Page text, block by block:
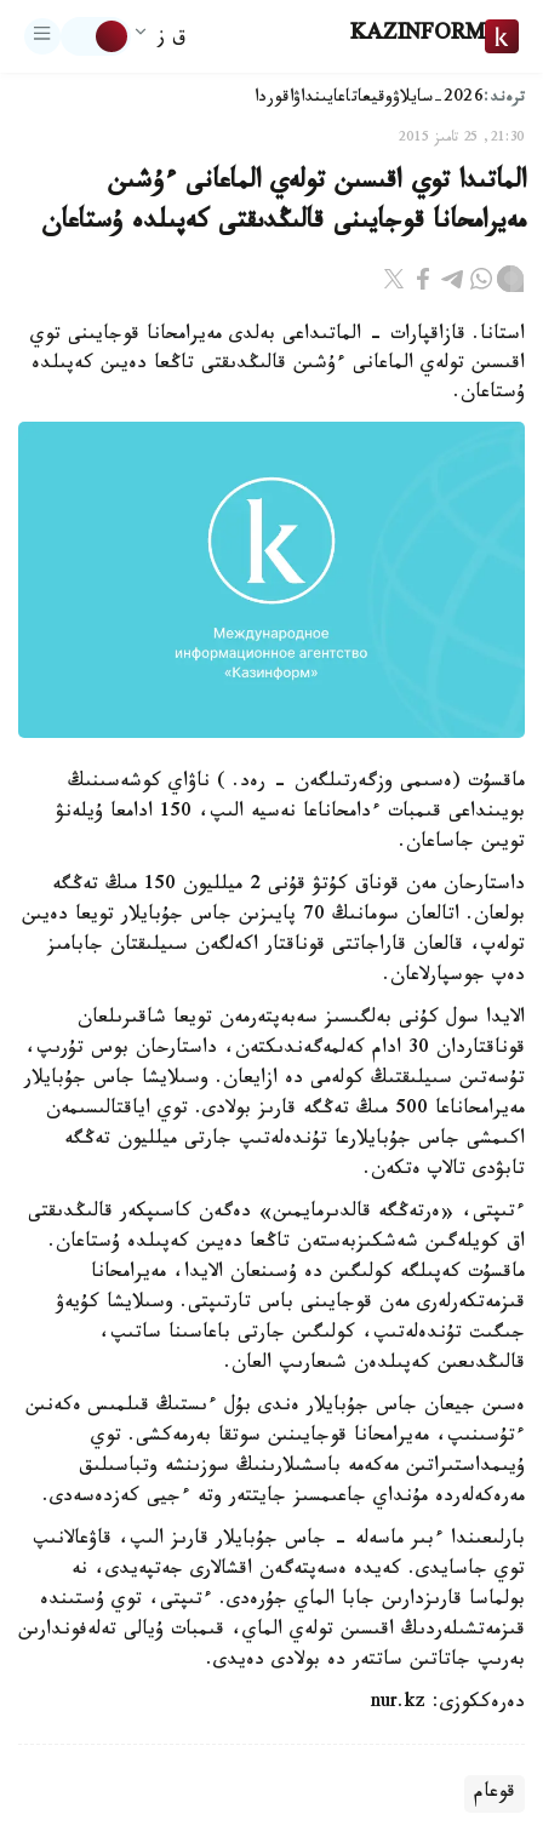
KAZINFORM ق ز
ترەند:2026-سايلاۋ وقيعاتاعايىنداۋاقوردا
21:30, 25 تامىز 2015
الماتىدا توي اقىسىن تولەي الماعانى ءۇشىن
مەيرامحانا قوجايىنى قالىڭدىقتى كەپىلدە ۇستاعان
استانا. قازاقپارات - الماتىداعى بەلدى مەيرامحانا قوجايىنى توي
اقىسىن تولەي الماعانى ءۇشىن قالىڭدىقتى تاڭعا دەيىن كەپىلدە
ۇستاعان.
ماقسۇت (ەسىمى وزگەرتىلگەن - رەد. ) ناۋاي كوشەسىنىڭ
بويىنداعى قىمبات ءدامحاناعا نەسيە الىپ، 150 ادامعا ۇيلەنۋ
تويىن جاساعان.
داستارحان مەن قوناق كۇتۋ قۇنى 2 ميلليون 150 مىڭ تەڭگە
بولعان. اتالعان سومانىڭ 70 پايىزىن جاس جۇبايلار تويعا دەيىن
تولەپ، قالعان قاراجاتتى قوناقتار اكەلگەن سىيلىقتان جابامىز
دەپ جوسپارلاعان.
الايدا سول كۇنى بەلگىسىز سەبەپتەرمەن تويعا شاقىرىلعان
قوناقتاردان 30 ادام كەلمەگەندىكتەن، داستارحان بوس تۇرىپ،
تۇسەتىن سىيلىقتىڭ كولەمى دە ازايعان. وسىلايشا جاس جۇبايلار
مەيرامحاناعا 500 مىڭ تەڭگە قارىز بولادى. توي اياقتالىسىمەن
اكىمشى جاس جۇبايلارعا تۇندەلەتىپ جارتى ميلليون تەڭگە
تابۋدى تالاپ ەتكەن.
ءتىپتى، «ەرتەڭگە قالدىرمايمىن» دەگەن كاسىپكەر قالىڭدىقتى
اق كويلەگىن شەشكىزبەستەن تاڭعا دەيىن كەپىلدە ۇستاعان.
ماقسۇت كەپىلگە كولىگىن دە ۇسىنعان الايدا، مەيرامحانا
قىزمەتكەرلەرى مەن قوجايىنى باس تارتىپتى. وسىلايشا كۇيەۋ
جىگىت تۇندەلەتىپ، كولىگىن جارتى باعاسىنا ساتىپ،
قالىڭدىعىن كەپىلدەن شىعارىپ العان.
ەسىن جيعان جاس جۇبايلار ەندى بۇل ءىستىڭ قىلمىس ەكەنىن
ءتۇسىنىپ، مەيرامحانا قوجايىنىن سوتقا بەرمەكشى. توي
ۇيىمداستىراتىن مەكەمە باسشىلارىنىڭ سوزىنشە وتباسىلىق
مەرەكەلەردە مۇنداي جاعىمسىز جايتتەر وتە ءجيى كەزدەسەدى.
بارلىعىندا ءبىر ماسەلە - جاس جۇبايلار قارىز الىپ، قاۋعالانىپ
توي جاسايدى. كەيدە ەسەپتەگەن اقشالارى جەتپەيدى، نە
بولماسا قارىزدارىن جابا الماي جۇرەدى. ءتىپتى، توي ۇستىندە
قىزمەتشىلەردىڭ اقىسىن تولەي الماي، قىمبات ۇيالى تەلەفوندارىن
بەرىپ جاتاتىن ساتتەر دە بولادى دەيدى.
دەرەككوزى: nur.kz
قوعام